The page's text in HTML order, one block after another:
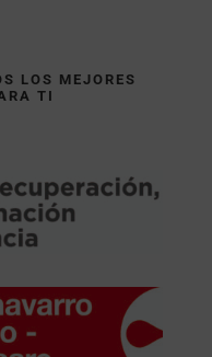
LOS MEJORES
TI